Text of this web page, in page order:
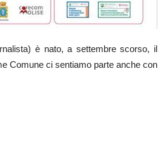
è nato, a settembre scorso, il
Comune ci sentiamo parte anche con